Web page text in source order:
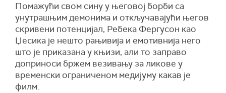
Помажући свом сину у његовој борби са
унутрашњим демонима и откључавајући његов
скривени потенцијал, Ребека Фергусон као
Џесика је нешто рањивија и емотивнија него
што је приказана у књизи, али то заправо
доприноси бржем везивању за ликове у
временски ограниченом медијуму какав је
филм.